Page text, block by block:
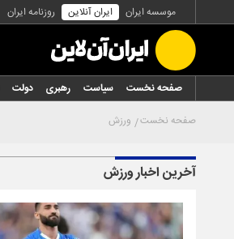
موسسه ایران ایران آنلاین روزنامه ایران
صفحه نخست سیاست رهبری دولت
صفحه نخست ورزش
آخرین اخبار ورزش